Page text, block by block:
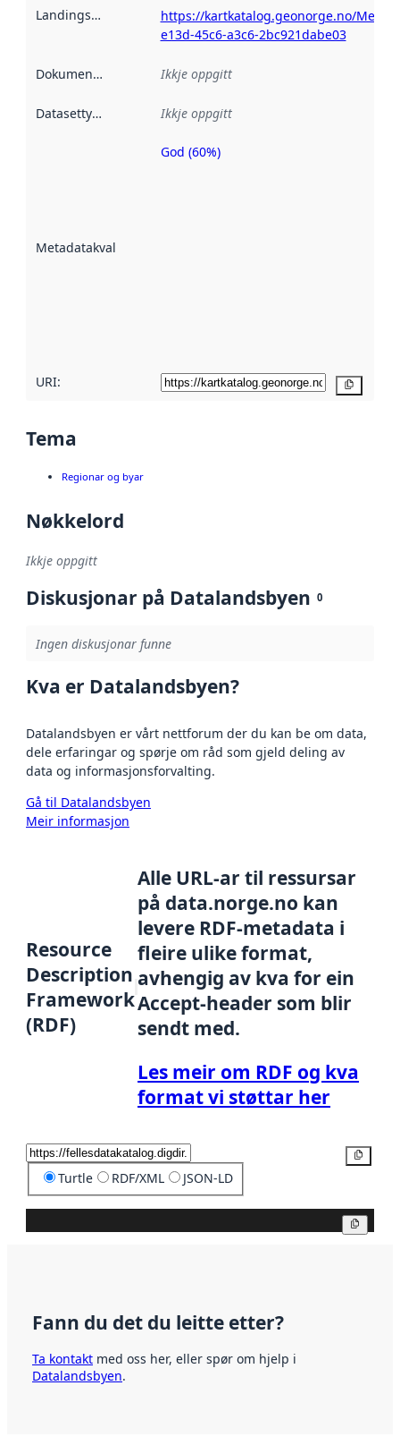
Landingsside
https://kartkatalog.geonorge.no/
e13d-45c6-a3c6-2bc921dabe03
Dokumentasjon Ikkje oppgitt
Datasettype Ikkje oppgitt
Metadatakvalitet
Metadatakvalitet
God (60%)
URI:
Tema
Regionar og byar
Nøkkelord
Ikkje oppgitt
Diskusjonar på Datalandsbyen 0
Ingen diskusjonar funne
Kva er Datalandsbyen?
Datalandsbyen er vårt nettforum der du kan be om data,
dele erfaringar og spørje om råd som gjeld deling av
data og informasjonsforvalting.
Gå til Datalandsbyen
Meir informasjon
Resource
Description
Framework
(RDF)
Alle URL-ar til ressursar
på data.norge.no kan
levere RDF-metadata i
fleire ulike format,
avhengig av kva for ein
Accept-header som blir
sendt med.
Les meir om RDF og kva
format vi støttar her
Turtle RDF/XML JSON-LD
Fann du det du leitte etter?
Ta kontakt med oss her, eller spør om hjelp i
Datalandsbyen.